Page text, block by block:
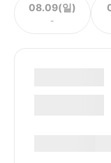
08.09(일)
-